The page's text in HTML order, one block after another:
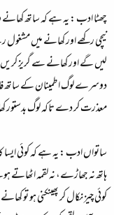
چھٹا ادب :یہ ہے کہ ساتھ کھانے
نیچی رکھے اور کھانے میں
لیں گے اور کھانے سے گریز کریں
دوسرے لوگ اطمینان کے ساتھ
معذرت کر دے تاکہ لوگ بدستور
ساتواں ادب :یہ ہے کہ کوئی
ہاتھ نہ جھاڑے، نہ لقمہ
کوئی چیز نکال کر پھینکنی ہو تو